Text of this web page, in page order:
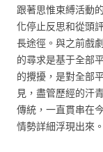
跟著思惟束縛活動
化停止反思和從頭
長途徑。與之前戲
的尋求是基于全部
的攪擾，是對全部
見，盡管歷經的汗
傳統，一直貫串在
情勢詳細浮現出來。